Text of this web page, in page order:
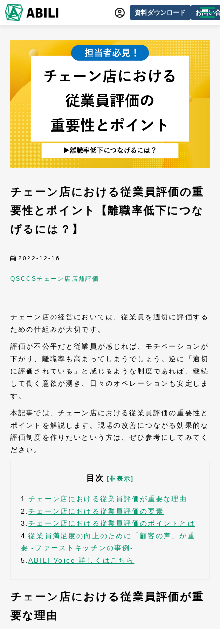
資料ダウンロード お問い
サービス一覧
オンラインデモ
導入事例
セミナー・イベント情報
できるをふやす研究所
チェーン店における従業員評価の重
要性とポイント【離職率低下につな
げるには？】
2022-12-16
QSCCSチェーン店 店舗評価
チェーン店の経営においては、従業員を適切に評価する
ための仕組みが大切です。
評価が不公平だと従業員が感じれば、モチベーションが
下がり、離職率も高まってしまうでしょう。逆に「適切
に評価されている」と感じるような制度であれば、継続
して働く意欲が湧き、日々のオペレーションも安定しま
す。
本記事では、チェーン店における従業員評価の重要性と
ポイントを解説します。現場の改善につながる効果的な
評価制度を作りたいという方は、ぜひ参考にしてみてく
ださい。
目次 [非表示]
1.チェーン店における​​​​​従業員評価が重要な理由
2.チェーン店における従業員評価の要素
3.チェーン店における従業員評価のポイントとは
4.従業員満足度の向上のために「顧客の声」が重
要 -ファーストキッチンの事例-
5.​​​​​​​ABILI Voice 詳しくはこちら
チェーン店における​​​​​従業員評価が重
要な理由